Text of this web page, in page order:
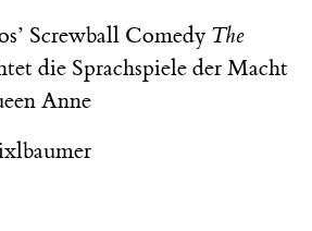
Screwball Comedy The
die Sprachspiele der Macht
Anne